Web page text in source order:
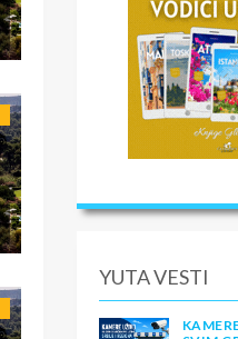
YUTA VESTI